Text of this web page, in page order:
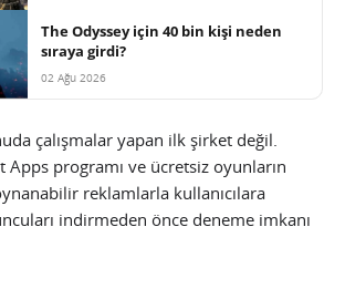
The Odyssey için 40 bin kişi neden
sıraya girdi?
02 Ağu 2026
çalışmalar yapan ilk şirket değil.
Apps programı ve ücretsiz oyunların
reklamlarla kullanıcılara
indirmeden önce deneme imkanı